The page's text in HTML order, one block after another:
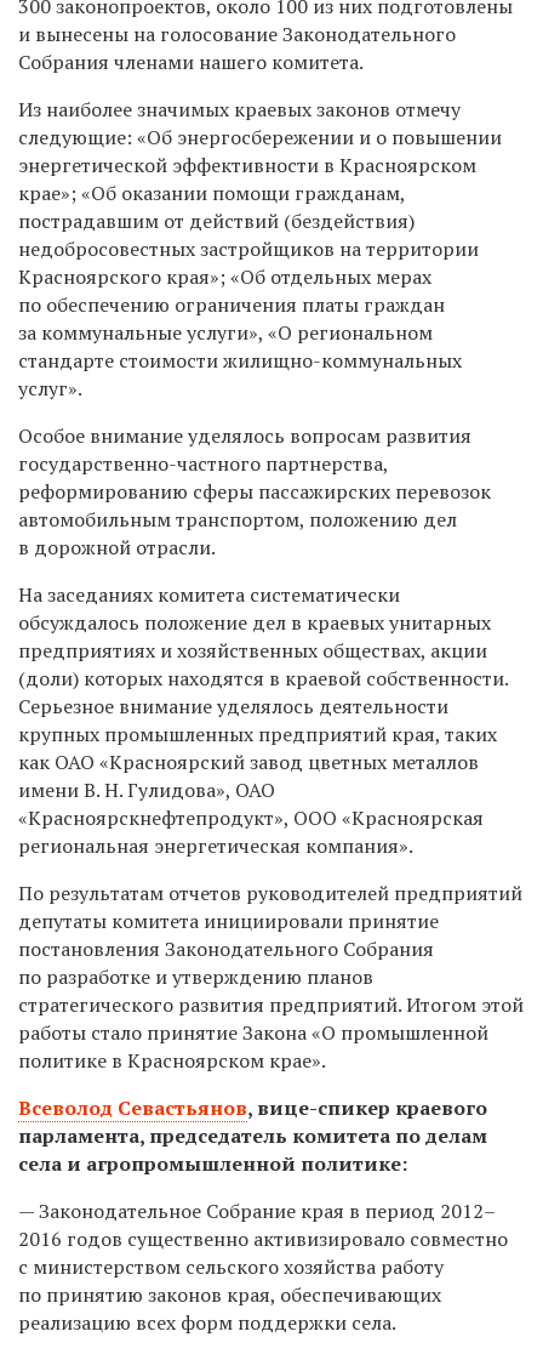
300 законопроектов, около 100 из них подготовлены
и вынесены на голосование Законодательного
Собрания членами нашего комитета.
Из наиболее значимых краевых законов отмечу
следующие: «Об энергосбережении и о повышении
энергетической эффективности в Красноярском
крае»; «Об оказании помощи гражданам,
пострадавшим от действий (бездействия)
недобросовестных застройщиков на территории
Красноярского края»; «Об отдельных мерах
по обеспечению ограничения платы граждан
за коммунальные услуги», «О региональном
стандарте стоимости жилищно-коммунальных
услуг».
Особое внимание уделялось вопросам развития
государственно-частного партнерства,
реформированию сферы пассажирских перевозок
автомобильным транспортом, положению дел
в дорожной отрасли.
На заседаниях комитета систематически
обсуждалось положение дел в краевых унитарных
предприятиях и хозяйственных обществах, акции
(доли) которых находятся в краевой собственности.
Серьезное внимание уделялось деятельности
крупных промышленных предприятий края, таких
как ОАО «Красноярский завод цветных металлов
имени В. Н. Гулидова», ОАО
«Красноярскнефтепродукт», ООО «Красноярская
региональная энергетическая компания».
По результатам отчетов руководителей предприятий
депутаты комитета инициировали принятие
постановления Законодательного Собрания
по разработке и утверждению планов
стратегического развития предприятий. Итогом этой
работы стало принятие Закона «О промышленной
политике в Красноярском крае».
Всеволод Севастьянов, вице-спикер краевого
парламента, председатель комитета по делам
села и агропромышленной политике:
— Законодательное Собрание края в период 2012–
2016 годов существенно активизировало совместно
с министерством сельского хозяйства работу
по принятию законов края, обеспечивающих
реализацию всех форм поддержки села.